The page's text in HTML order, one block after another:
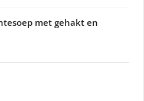
met gehakt en